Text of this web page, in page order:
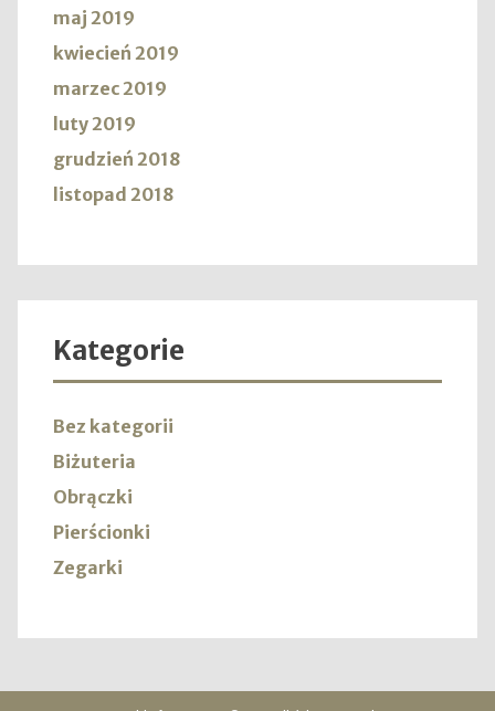
maj 2019
kwiecień 2019
marzec 2019
luty 2019
grudzień 2018
listopad 2018
Kategorie
Bez kategorii
Biżuteria
Obrączki
Pierścionki
Zegarki